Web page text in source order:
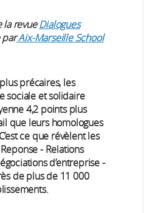
la revueDialogues
Aix-Marseille School
précaires, les
sociale et solidaire
4,2 points plus
que leurs homologues
ce que révèlent les
- Relations
d’entreprise -
de plus de 11 000